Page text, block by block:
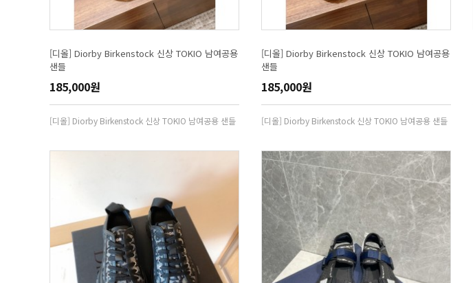
[디올] Diorby Birkenstock 신상 TOKIO 남여공용
샌들
185,000원
[디올] Diorby Birkenstock 신상 TOKIO 남여공용 샌들
[디올] Diorby Birkenstock 신상 TOKIO 남여공용
샌들
185,000원
[디올] Diorby Birkenstock 신상 TOKIO 남여공용 샌들